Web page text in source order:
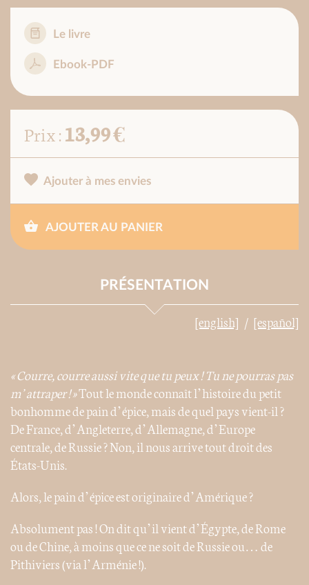
Le livre
Ebook-PDF
Prix :13,99 €
Ajouter à mes envies
AJOUTER AU PANIER
PRÉSENTATION
[english] [español]
« Courre, courre aussi vite que tu peux ! Tu ne pourras pas
m’attraper ! »Tout le monde connaît l’histoire du petit
bonhomme de pain d’épice, mais de quel pays vient-il ?
De France, d’Angleterre, d’Allemagne, d’Europe
centrale, de Russie ? Non, il nous arrive tout droit des
États-Unis.
Alors, le pain d’épice est originaire d’Amérique ?
Absolument pas ! On dit qu’il vient d’Égypte, de Rome
ou de Chine, à moins que ce ne soit de Russie ou… de
Pithiviers (via l’Arménie !).